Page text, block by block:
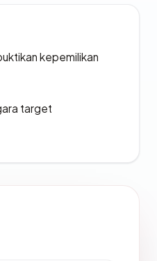
kepemilikan
target